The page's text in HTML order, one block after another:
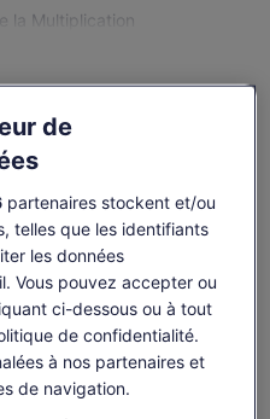
la Multiplication
mar. 11 août
- -
les billets
de cette page
automatique.
(anglais)
traductionS’ouvre
de
partenaires stockent et/ou
telles que les identifiants
les données
Vous pouvez accepter ou
ci-dessous ou à tout
de confidentialité.
à nos partenaires et
de navigation.